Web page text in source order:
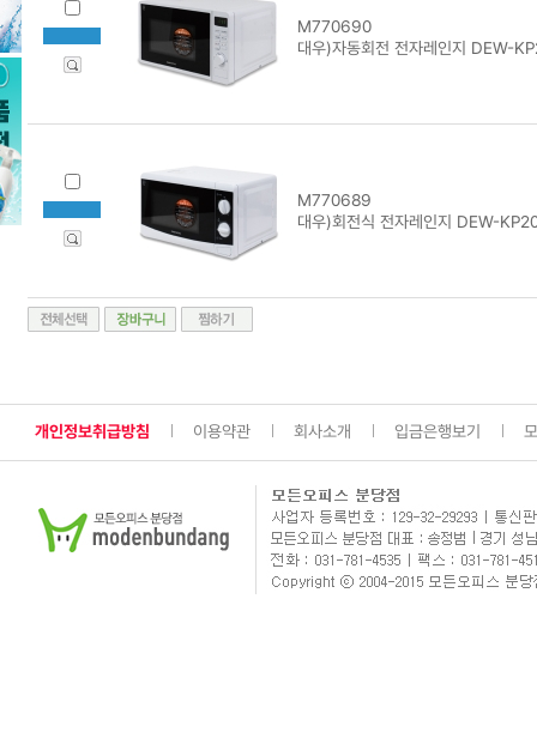
M770690
대우)자동회전 전자레인지 DEW-
M770689
대우)회전식 전자레인지 DEW-
개인정보취급방침 이용약관 회사소개 입금은행보기